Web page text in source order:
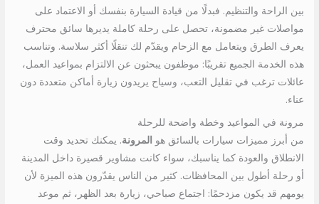
بين الراحة والتنظيم. فبدلًا من قيادة السيارة بنفسك أو الاعتماد على
مواصلات غير مضمونة، تحصل على رحلة كاملة يديرها سائق محترف
يعرف الطرق ويتعامل مع الزحام ويقدّم لك تنقلًا أكثر سلاسة. وتناسب
هذه الخدمة الجميع تقريبًا: موظفون يبحثون عن الالتزام بمواعيد العمل،
عائلات ترغب في تقليل التعب، وسياح يريدون زيارة أماكن متعددة دون
عناء.
مرونة في المواعيد وخطة واضحة للرحلة
من أبرز مميزات سيارات بالسائق هو المرونة. يمكنك تحديد وقت
الانطلاق والعودة كما يناسبك، سواء كانت مشاوير قصيرة داخل المدينة
أو رحلة أطول بين المحافظات. كثير من الناس يقدّرون هذه الميزة لأن
يومهم قد يكون مزدحمًا: اجتماع صباحي، زيارة بعد الظهر، ثم موعد